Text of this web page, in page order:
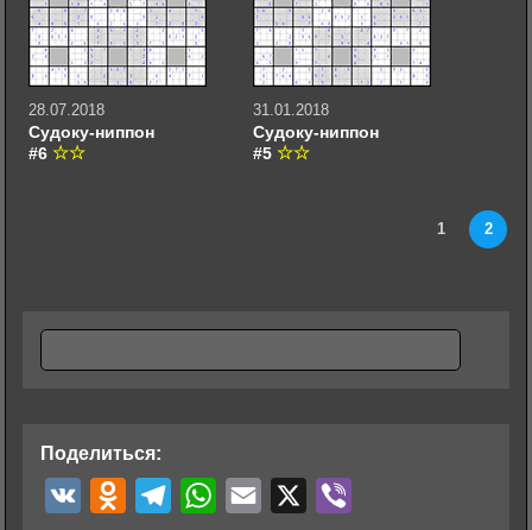
28.07.2018
Судоку-ниппон
#6
31.01.2018
Судоку-ниппон
#5
1 2
Поделиться:
W